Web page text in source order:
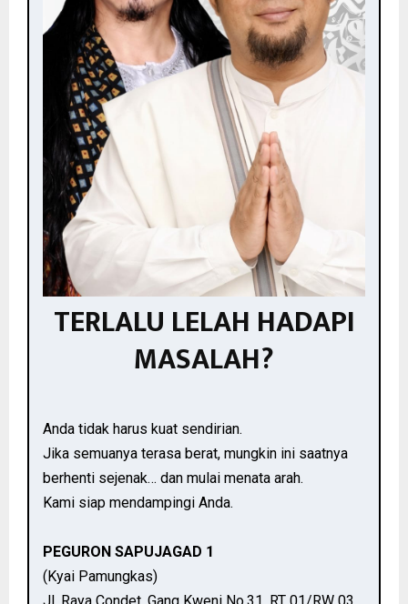
TERLALU LELAH HADAPI
MASALAH?
Anda tidak harus kuat sendirian.
Jika semuanya terasa berat, mungkin ini saatnya
berhenti sejenak… dan mulai menata arah.
Kami siap mendampingi Anda.
PEGURON SAPUJAGAD 1
(Kyai Pamungkas)